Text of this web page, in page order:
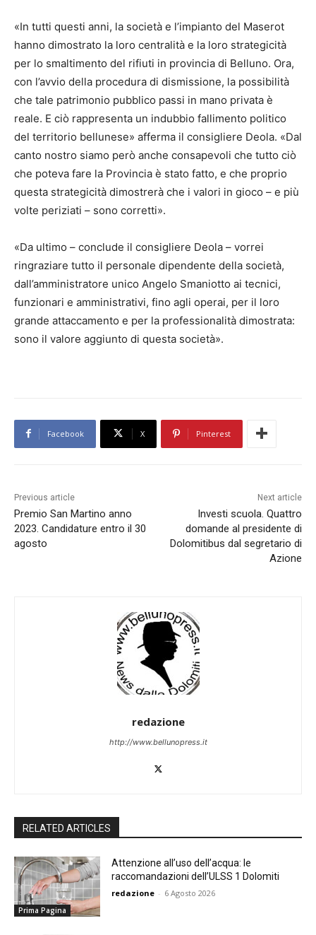
«In tutti questi anni, la società e l’impianto del Maserot
hanno dimostrato la loro centralità e la loro strategicità
per lo smaltimento del rifiuti in provincia di Belluno. Ora,
con l’avvio della procedura di dismissione, la possibilità
che tale patrimonio pubblico passi in mano privata è
reale. E ciò rappresenta un indubbio fallimento politico
del territorio bellunese» afferma il consigliere Deola. «Dal
canto nostro siamo però anche consapevoli che tutto ciò
che poteva fare la Provincia è stato fatto, e che proprio
questa strategicità dimostrerà che i valori in gioco – e più
volte periziati – sono corretti».
«Da ultimo – conclude il consigliere Deola – vorrei
ringraziare tutto il personale dipendente della società,
dall’amministratore unico Angelo Smaniotto ai tecnici,
funzionari e amministrativi, fino agli operai, per il loro
grande attaccamento e per la professionalità dimostrata:
sono il valore aggiunto di questa società».
Facebook X Pinterest
Previous article
Premio San Martino anno
2023. Candidature entro il 30
agosto
Next article
Investi scuola. Quattro
domande al presidente di
Dolomitibus dal segretario di
Azione
redazione
http://www.bellunopress.it
RELATED ARTICLES
Prima Pagina
Attenzione all’uso dell’acqua: le
raccomandazioni dell’ULSS 1 Dolomiti
redazione - 6 Agosto 2026